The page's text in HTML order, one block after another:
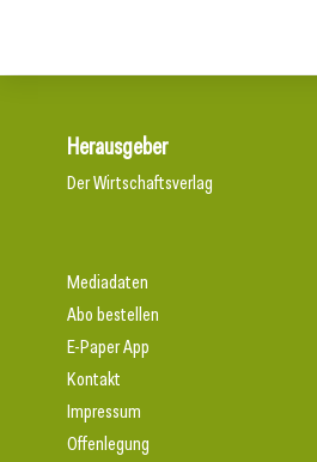
Herausgeber
Der Wirtschaftsverlag
Mediadaten
Abo bestellen
E-Paper App
Kontakt
Impressum
Offenlegung